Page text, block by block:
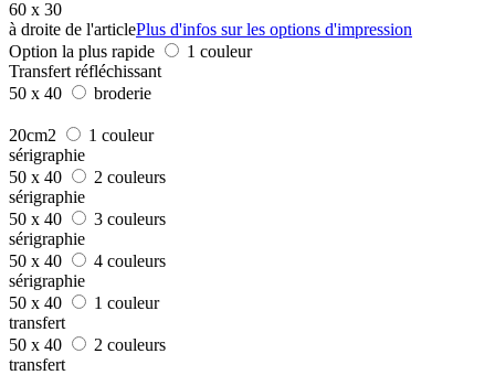
60 x 30
à droite de l'articlePlus d'infos sur les options d'impression
Option la plus rapide
1 couleur
Transfert réfléchissant
50 x 40
broderie
20cm2
1 couleur
sérigraphie
50 x 40
2 couleurs
sérigraphie
50 x 40
3 couleurs
sérigraphie
50 x 40
4 couleurs
sérigraphie
50 x 40
1 couleur
transfert
50 x 40
2 couleurs
transfert